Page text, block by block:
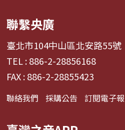
聯繫央廣
臺北市104中山區北安路55號
TEL : 886-2-28856168
FAX : 886-2-28855423
聯絡我們 採購公告 訂閱電子報